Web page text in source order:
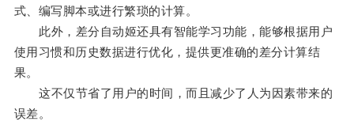
式、编写脚本或进行繁琐的计算。
此外，差分自动姬还具有智能学习功能，能够根据用户
使用习惯和历史数据进行优化，提供更准确的差分计算结
果。
这不仅节省了用户的时间，而且减少了人为因素带来的
误差。